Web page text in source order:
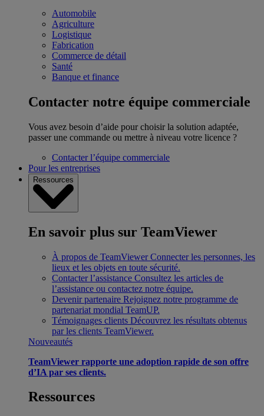
Automobile
Agriculture
Logistique
Fabrication
Commerce de détail
Santé
Banque et finance
Contacter notre équipe commerciale
Vous avez besoin d’aide pour choisir la solution adaptée,
passer une commande ou mettre à niveau votre licence ?
Contacter l’équipe commerciale
Pour les entreprises
Ressources
En savoir plus sur TeamViewer
À propos de TeamViewer Connecter les personnes, les
lieux et les objets en toute sécurité.
Contacter l’assistance Consultez les articles de
l’assistance ou contactez notre équipe.
Devenir partenaire Rejoignez notre programme de
partenariat mondial TeamUP.
Témoignages clients Découvrez les résultats obtenus
par les clients TeamViewer.
Nouveautés
TeamViewer rapporte une adoption rapide de son offre
d’IA par ses clients.
Ressources